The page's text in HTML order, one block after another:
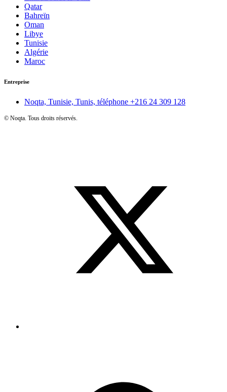
Qatar
Bahreïn
Oman
Libye
Tunisie
Algérie
Maroc
Entreprise
Noqta, Tunisie, Tunis, téléphone +216 24 309 128
© Noqta. Tous droits réservés.